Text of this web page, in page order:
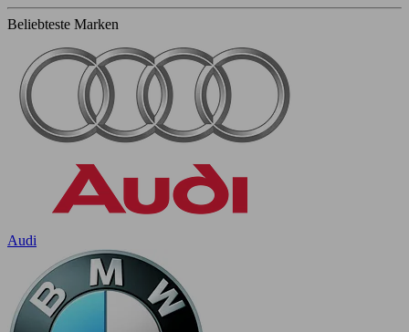
Beliebteste Marken
Audi